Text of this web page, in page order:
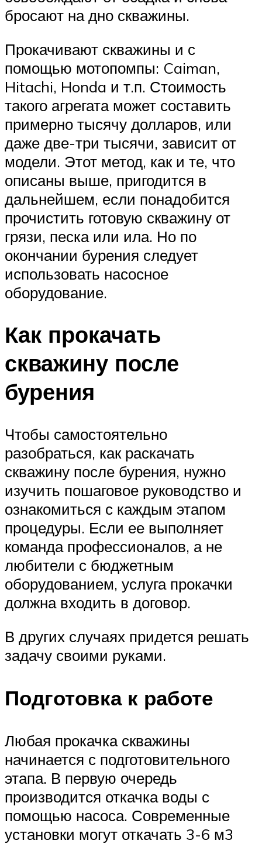
бросают на дно скважины.
Прокачивают скважины и с
помощью мотопомпы: Caiman,
Hitachi, Honda и т.п. Стоимость
такого агрегата может составить
примерно тысячу долларов, или
даже две-три тысячи, зависит от
модели. Этот метод, как и те, что
описаны выше, пригодится в
дальнейшем, если понадобится
прочистить готовую скважину от
грязи, песка или ила. Но по
окончании бурения следует
использовать насосное
оборудование.
Как прокачать
скважину после
бурения
Чтобы самостоятельно
разобраться, как раскачать
скважину после бурения, нужно
изучить пошаговое руководство и
ознакомиться с каждым этапом
процедуры. Если ее выполняет
команда профессионалов, а не
любители с бюджетным
оборудованием, услуга прокачки
должна входить в договор.
В других случаях придется решать
задачу своими руками.
Подготовка к работе
Любая прокачка скважины
начинается с подготовительного
этапа. В первую очередь
производится откачка воды с
помощью насоса. Современные
установки могут откачать 3-6 м3